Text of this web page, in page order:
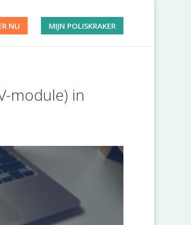
NU MIJN POLISKRAKER
module) in